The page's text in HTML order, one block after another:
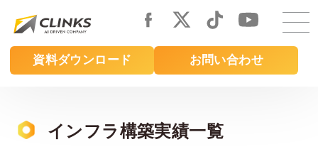
main
content
資料ダウンロード お問い合わせ
インフラ構築実績一覧